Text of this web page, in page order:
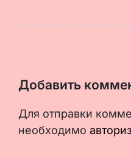
Добавить
Для отправки
необходимо